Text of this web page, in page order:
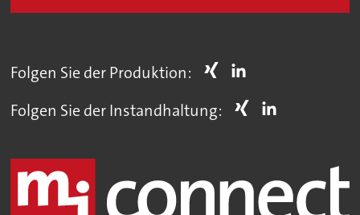
Folgen Sie der Produktion:
Folgen Sie der Instandhaltung: